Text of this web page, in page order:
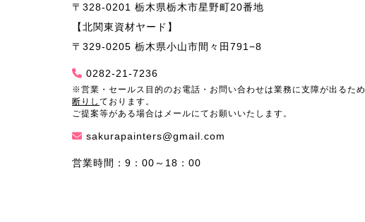
〒328-0201 栃木県栃木市星野町20番地
【北関東資材ヤード】
〒329-0205 栃木県小山市間々田791−8
0282-21-7236
※営業・セールス目的のお電話・お問い合わせは業務に支障が出るため
断りし ております。
ご提案等がある場合はメールにてお願いいたします。
sakurapainters@gmail.com
営業時間：9：00～18：00